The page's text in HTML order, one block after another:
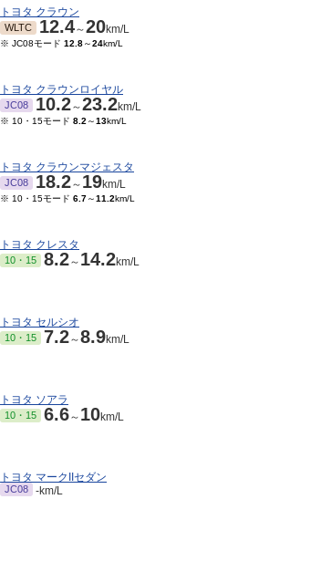
トヨタ クラウン
WLTC 12.4～20km/L
※ JC08モード 12.8～24km/L
トヨタ クラウンロイヤル
JC08 10.2～23.2km/L
※ 10・15モード 8.2 ～13km/L
トヨタ クラウンマジェスタ
JC08 18.2～ 19km/L
※ 10・15モード 6.7～11.2km/L
トヨタ クレスタ
10・15 8.2～ 14.2km/L
トヨタ セルシオ
10・15 7.2～8.9km/L
トヨタ ソアラ
10・15 6.6～ 10km/L
トヨタ マークIIセダン
JC08 -km/L